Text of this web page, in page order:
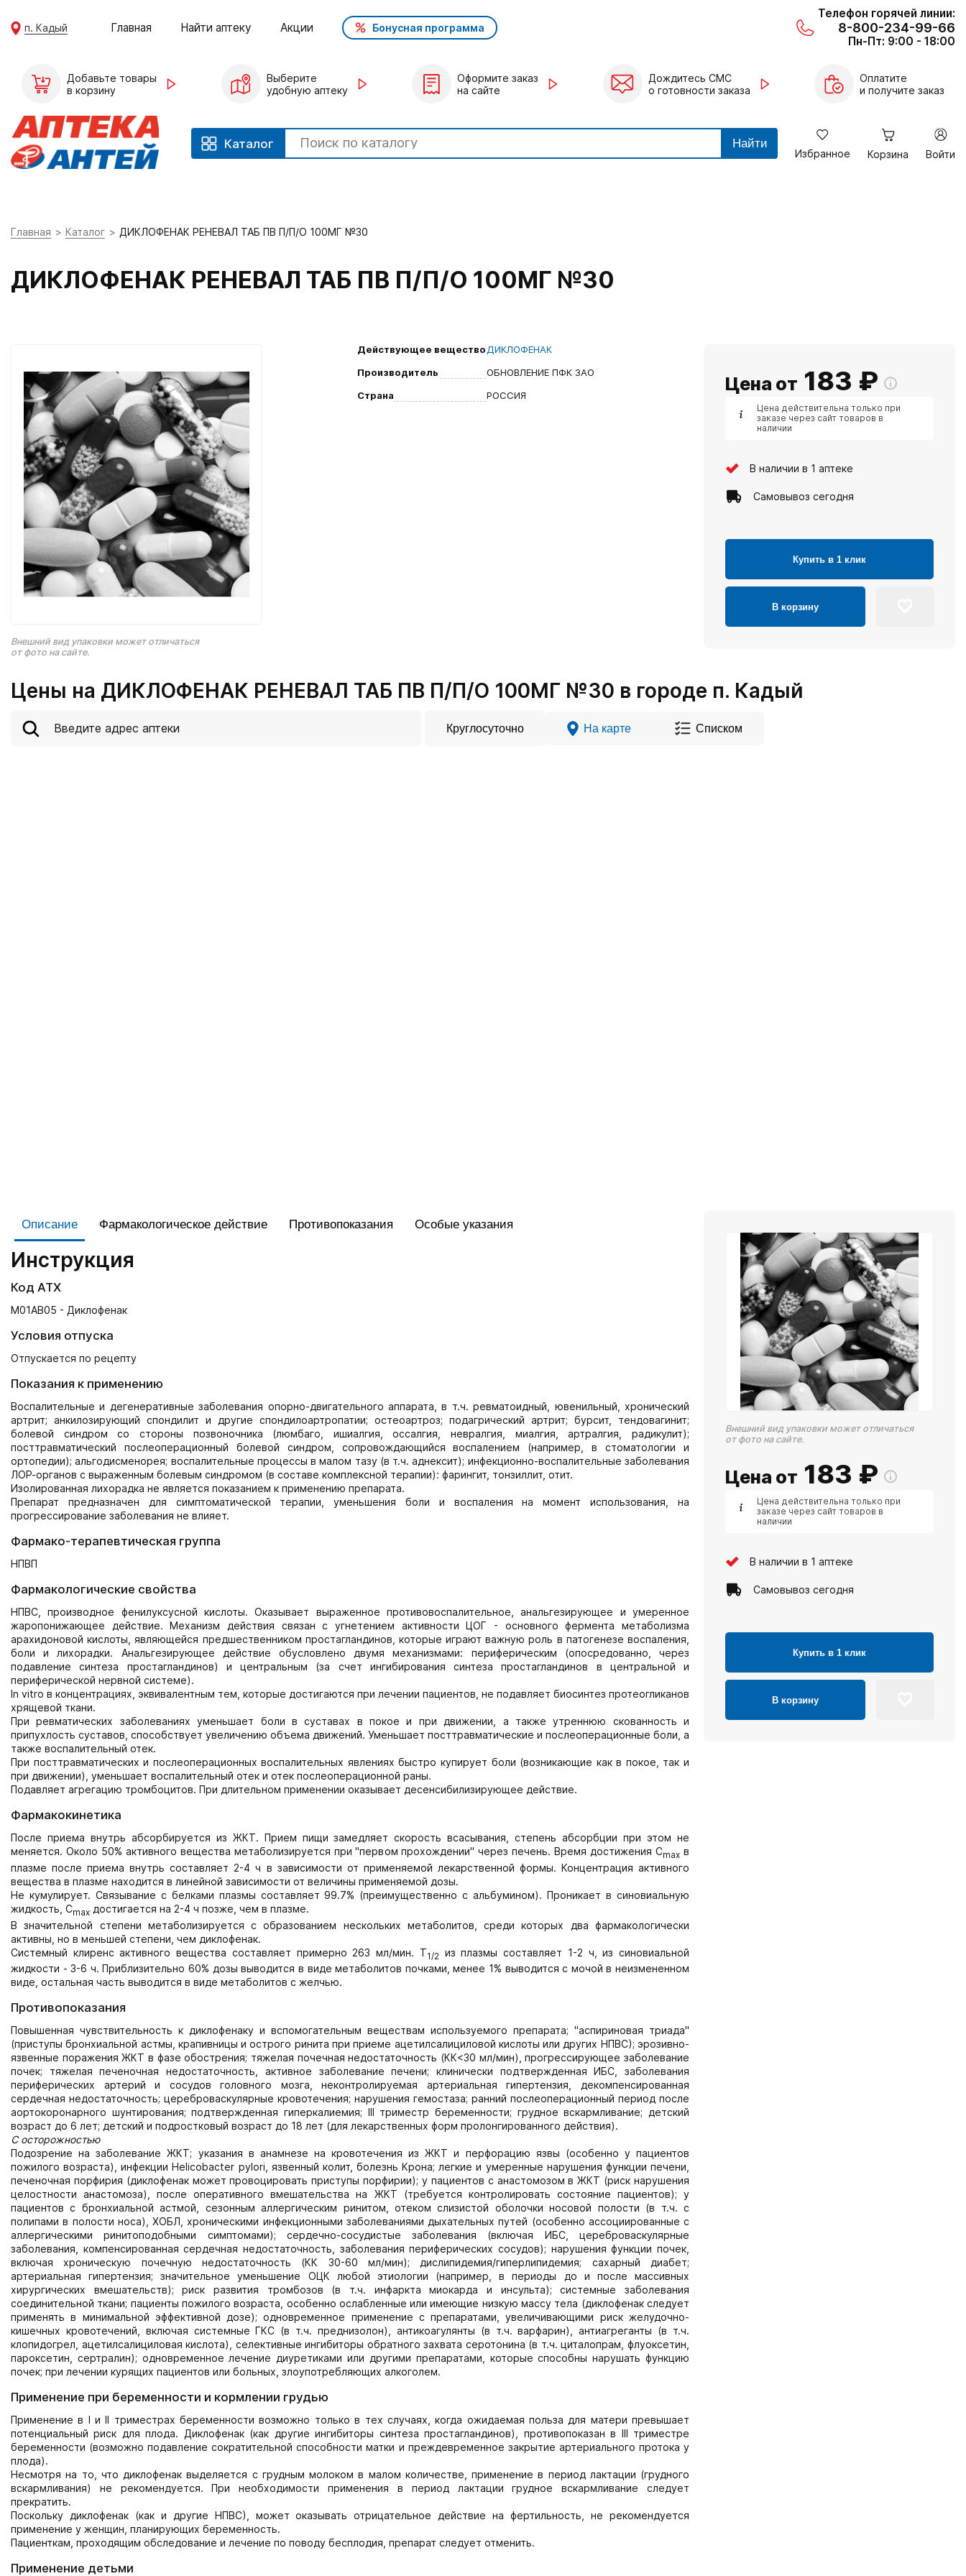
п. Кадый Главная Найти аптеку Акции Бонусная программа
Телефон горячей линии:
8-800-234-99-66
Пн-Пт: 9:00 - 18:00
Добавьте товары
в корзину
Выберите
удобную аптеку
Оформите заказ
на сайте
Дождитесь СМС
о готовности заказа
Оплатите
и получите заказ
Каталог Найти
Избранное Корзина Войти
Главная Каталог ДИКЛОФЕНАК РЕНЕВАЛ ТАБ ПВ П/П/О 100МГ №30
ДИКЛОФЕНАК РЕНЕВАЛ ТАБ ПВ П/П/О 100МГ №30
Внешний вид упаковки может отличаться
от фото на сайте.
Действующее веществоДИКЛОФЕНАК
Производитель
ОБНОВЛЕНИЕ ПФК ЗАО
Страна
РОССИЯ
Цена от 183 ₽
Цена действительна только при
заказе через сайт товаров в
наличии
В наличии в 1 аптеке
Самовывоз сегодня
Купить в 1 клик
В корзину
Цены на ДИКЛОФЕНАК РЕНЕВАЛ ТАБ ПВ П/П/О 100МГ №30 в городе п. Кадый
Круглосуточно На карте Списком
Описание Фармакологическое действие Противопоказания Особые указания
Инструкция
Код АТХ
M01AB05 - Диклофенак
Условия отпуска
Отпускается по рецепту
Показания к применению
Воспалительные и дегенеративные заболевания опорно-двигательного аппарата, в т.ч. ревматоидный, ювенильный, хронический
артрит; анкилозирующий спондилит и другие спондилоартропатии; остеоартроз; подагрический артрит; бурсит, тендовагинит;
болевой синдром со стороны позвоночника (люмбаго, ишиалгия, оссалгия, невралгия, миалгия, артралгия, радикулит);
посттравматический послеоперационный болевой синдром, сопровождающийся воспалением (например, в стоматологии и
ортопедии); альгодисменорея; воспалительные процессы в малом тазу (в т.ч. аднексит); инфекционно-воспалительные заболевания
ЛОР-органов с выраженным болевым синдромом (в составе комплексной терапии): фарингит, тонзиллит, отит.
Изолированная лихорадка не является показанием к применению препарата.
Препарат предназначен для симптоматической терапии, уменьшения боли и воспаления на момент использования, на
прогрессирование заболевания не влияет.
Фармако-терапевтическая группа
НПВП
Фармакологические свойства
НПВС, производное фенилуксусной кислоты. Оказывает выраженное противовоспалительное, анальгезирующее и умеренное
жаропонижающее действие. Механизм действия связан с угнетением активности ЦОГ - основного фермента метаболизма
арахидоновой кислоты, являющейся предшественником простагландинов, которые играют важную роль в патогенезе воспаления,
боли и лихорадки. Анальгезирующее действие обусловлено двумя механизмами: периферическим (опосредованно, через
подавление синтеза простагландинов) и центральным (за счет ингибирования синтеза простагландинов в центральной и
периферической нервной системе).
In vitro в концентрациях, эквивалентным тем, которые достигаются при лечении пациентов, не подавляет биосинтез протеогликанов
хрящевой ткани.
При ревматических заболеваниях уменьшает боли в суставах в покое и при движении, а также утреннюю скованность и
припухлость суставов, способствует увеличению объема движений. Уменьшает посттравматические и послеоперационные боли, а
также воспалительный отек.
При посттравматических и послеоперационных воспалительных явлениях быстро купирует боли (возникающие как в покое, так и
при движении), уменьшает воспалительный отек и отек послеоперационной раны.
Подавляет агрегацию тромбоцитов. При длительном применении оказывает десенсибилизирующее действие.
Фармакокинетика
После приема внутрь абсорбируется из ЖКТ. Прием пищи замедляет скорость всасывания, степень абсорбции при этом не
меняется. Около 50% активного вещества метаболизируется при "первом прохождении" через печень. Время достижения Сmax в
плазме после приема внутрь составляет 2-4 ч в зависимости от применяемой лекарственной формы. Концентрация активного
вещества в плазме находится в линейной зависимости от величины применяемой дозы.
Не кумулирует. Связывание с белками плазмы составляет 99.7% (преимущественно с альбумином). Проникает в синовиальную
жидкость, Cmax достигается на 2-4 ч позже, чем в плазме.
В значительной степени метаболизируется с образованием нескольких метаболитов, среди которых два фармакологически
активны, но в меньшей степени, чем диклофенак.
Системный клиренс активного вещества составляет примерно 263 мл/мин. T1/2
из плазмы составляет 1-2 ч, из синовиальной
жидкости - 3-6 ч. Приблизительно 60% дозы выводится в виде метаболитов почками, менее 1% выводится с мочой в неизмененном
виде, остальная часть выводится в виде метаболитов с желчью.
Противопоказания
Повышенная чувствительность к диклофенаку и вспомогательным веществам используемого препарата; "аспириновая триада"
(приступы бронхиальной астмы, крапивницы и острого ринита при приеме ацетилсалициловой кислоты или других НПВС); эрозивно-
язвенные поражения ЖКТ в фазе обострения; тяжелая почечная недостаточность (КК<30 мл/мин), прогрессирующее заболевание
почек; тяжелая печеночная недостаточность, активное заболевание печени; клинически подтвержденная ИБС, заболевания
периферических артерий и сосудов головного мозга, неконтролируемая артериальная гипертензия, декомпенсированная
сердечная недостаточность; цереброваскулярные кровотечения; нарушения гемостаза; ранний послеоперационный период после
аортокоронарного шунтирования; подтвержденная гиперкалиемия; III триместр беременности; грудное вскармливание; детский
возраст до 6 лет; детский и подростковый возраст до 18 лет (для лекарственных форм пролонгированного действия).
С осторожностью
Подозрение на заболевание ЖКТ; указания в анамнезе на кровотечения из ЖКТ и перфорацию язвы (особенно у пациентов
пожилого возраста), инфекции Helicobacter pylori, язвенный колит, болезнь Крона; легкие и умеренные нарушения функции печени,
печеночная порфирия (диклофенак может провоцировать приступы порфирии); у пациентов с анастомозом в ЖКТ (риск нарушения
целостности анастомоза), после оперативного вмешательства на ЖКТ (требуется контролировать состояние пациентов); у
пациентов с бронхиальной астмой, сезонным аллергическим ринитом, отеком слизистой оболочки носовой полости (в т.ч. с
полипами в полости носа), ХОБЛ, хроническими инфекционными заболеваниями дыхательных путей (особенно ассоциированные с
аллергическими ринитоподобными симптомами); сердечно-сосудистые заболевания (включая ИБС, цереброваскулярные
заболевания, компенсированная сердечная недостаточность, заболевания периферических сосудов); нарушения функции почек,
включая хроническую почечную недостаточность (КК 30-60 мл/мин); дислипидемия/гиперлипидемия; сахарный диабет;
артериальная гипертензия; значительное уменьшение ОЦК любой этиологии (например, в периоды до и после массивных
хирургических вмешательств); риск развития тромбозов (в т.ч. инфаркта миокарда и инсульта); системные заболевания
соединительной ткани; пациенты пожилого возраста, особенно ослабленные или имеющие низкую массу тела (диклофенак следует
применять в минимальной эффективной дозе); одновременное применение с препаратами, увеличивающими риск желудочно-
кишечных кровотечений, включая системные ГКС (в т.ч. преднизолон), антикоагулянты (в т.ч. варфарин), антиагреганты (в т.ч.
клопидогрел, ацетилсалициловая кислота), селективные ингибиторы обратного захвата серотонина (в т.ч. циталопрам, флуоксетин,
пароксетин, сертралин); одновременное лечение диуретиками или другими препаратами, которые способны нарушать функцию
почек; при лечении курящих пациентов или больных, злоупотребляющих алкоголем.
Применение при беременности и кормлении грудью
Применение в I и II триместрах беременности возможно только в тех случаях, когда ожидаемая польза для матери превышает
потенциальный риск для плода. Диклофенак (как другие ингибиторы синтеза простагландинов), противопоказан в III триместре
беременности (возможно подавление сократительной способности матки и преждевременное закрытие артериального протока у
плода).
Несмотря на то, что диклофенак выделяется с грудным молоком в малом количестве, применение в период лактации (грудного
вскармливания) не рекомендуется. При необходимости применения в период лактации грудное вскармливание следует
прекратить.
Поскольку диклофенак (как и другие НПВС), может оказывать отрицательное действие на фертильность, не рекомендуется
применение у женщин, планирующих беременность.
Пациенткам, проходящим обследование и лечение по поводу бесплодия, препарат следует отменить.
Применение детьми
Внешний вид упаковки может отличаться
от фото на сайте.
Цена от 183 ₽
Цена действительна только при
заказе через сайт товаров в
наличии
В наличии в 1 аптеке
Самовывоз сегодня
Купить в 1 клик
В корзину